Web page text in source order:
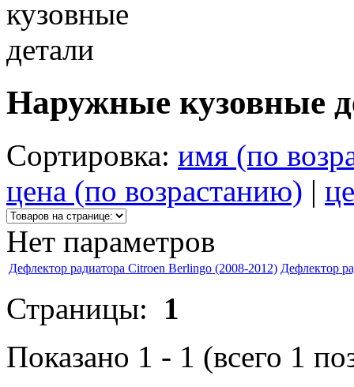
Наружные кузовные
Сортировка: имя (по
цена (по возрастанию) |
Нет параметров
Дефлектор радиатора Citroen Berlingo (2008-2012) Дефлектор
Страницы: 1
Показано 1 - 1 (всего 1